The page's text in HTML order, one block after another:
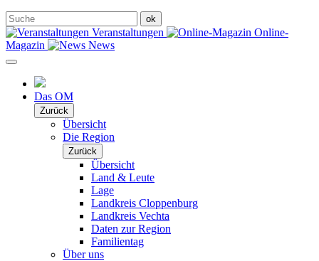
Veranstaltungen
Online-
Magazin
News
Das OM
Zurück
Übersicht
Die Region
Zurück
Übersicht
Land & Leute
Lage
Landkreis Cloppenburg
Landkreis Vechta
Daten zur Region
Familientag
Über uns